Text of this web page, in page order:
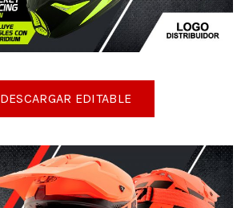
DESCARGAR EDITABLE